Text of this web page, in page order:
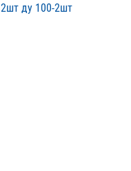
2шт ду 100-2шт